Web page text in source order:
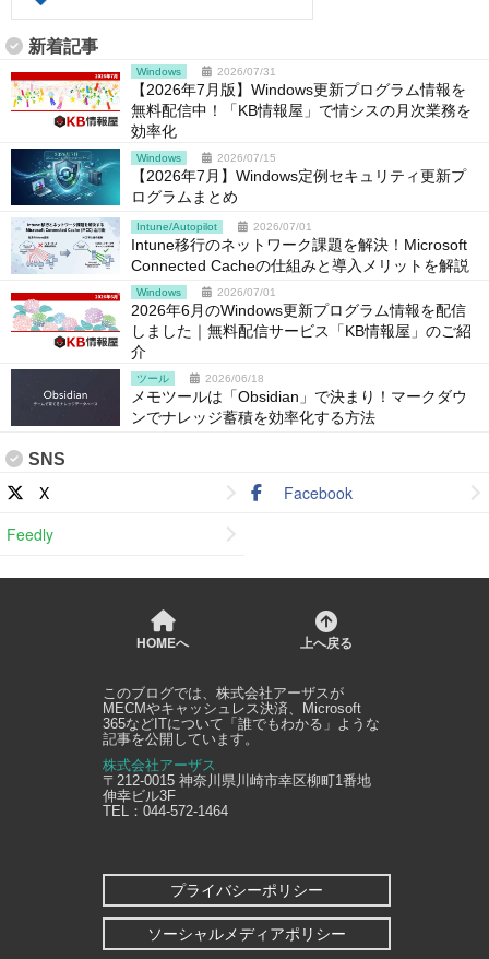
新着記事
Windows 2026/07/31
【2026年7月版】Windows更新プログラム情報を
無料配信中！「KB情報屋」で情シスの月次業務を
効率化
Windows 2026/07/15
【2026年7月】Windows定例セキュリティ更新プ
ログラムまとめ
Intune/Autopilot 2026/07/01
Intune移行のネットワーク課題を解決！Microsoft
Connected Cacheの仕組みと導入メリットを解説
Windows 2026/07/01
2026年6月のWindows更新プログラム情報を配信
しました｜無料配信サービス「KB情報屋」のご紹
介
ツール 2026/06/18
メモツールは「Obsidian」で決まり！マークダウ
ンでナレッジ蓄積を効率化する方法
SNS
X
Facebook
Feedly
HOMEへ 上へ戻る
このブログでは、 株式会社アーザス が
MECMやキャッシュレス決済、Microsoft
365などITについて「誰でもわかる」ような
記事を公開しています。
株式会社アーザス
〒212-0015 神奈川県 川崎市幸区柳町1番地
伸幸ビル3F
TEL： 044-572-1464
プライバシーポリシー
ソーシャルメディアポリシー